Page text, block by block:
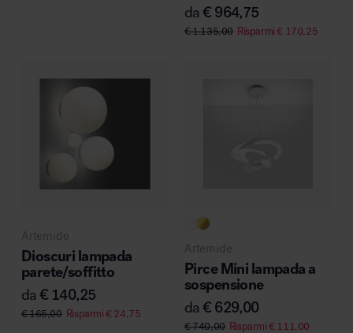
da€ 964,75
€1.135,00 Risparmi€ 170,25
Artemide
Dioscuri lampada
parete/soffitto
da€ 140,25
€165,00 Risparmi€24,75
Artemide
Pirce Mini lampada a
sospensione
da€ 629,00
€740,00 Risparmi€111,00